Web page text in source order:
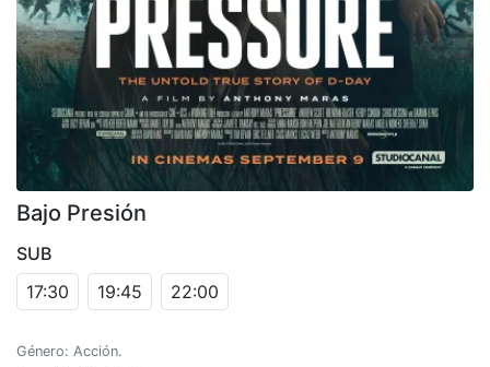
Bajo Presión
SUB
17:30
19:45 22:00
Género: Acción.